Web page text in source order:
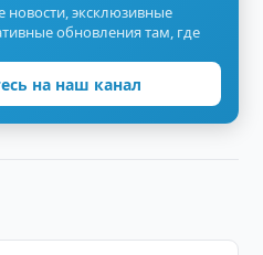
новости, эксклюзивные
обновления там, где
на наш канал